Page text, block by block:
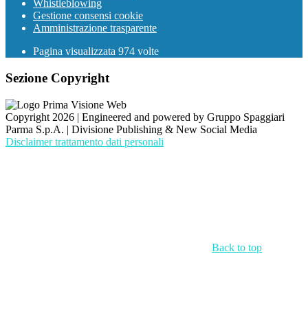
Whistleblowing
Gestione consensi cookie
Amministrazione trasparente
Pagina visualizzata 974 volte
Sezione Copyright
Copyright 2026 | Engineered and powered by Gruppo Spaggiari
Parma S.p.A. | Divisione Publishing & New Social Media
Disclaimer trattamento dati personali
Back to top